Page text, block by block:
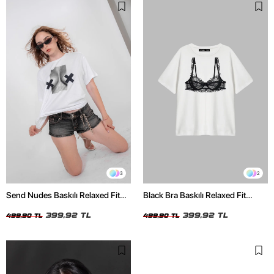
3
Send Nudes Baskılı Relaxed Fit
499,90 TL 399,92 TL
2
Black Bra Baskılı Relaxed Fit
499,90 TL 399,92 TL